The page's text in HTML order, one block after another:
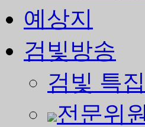
예상지
검빛방송
검빛 특집
전문위